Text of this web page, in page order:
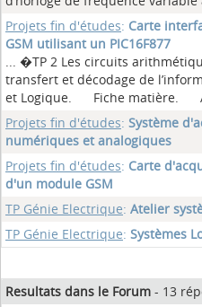
Projets fin d'études: Carte
GSM utilisant un PIC16F877
... �TP 2 Les circuits
transfert et décodage de
et Logique. Fiche matière.
Projets fin d'études: Système
numériques et analogiques
Projets fin d'études: Carte
d'un module GSM
TP Génie Electrique: Atelier
TP Génie Electrique: Systèmes
Resultats dans le Forum - 13